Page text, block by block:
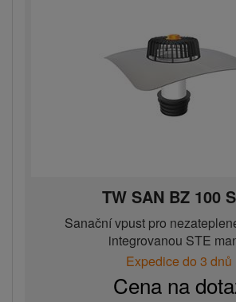
TW SAN BZ 100
Sanační vpust pro
integrovanou STE
Expedice do 3 dnů
Cena na